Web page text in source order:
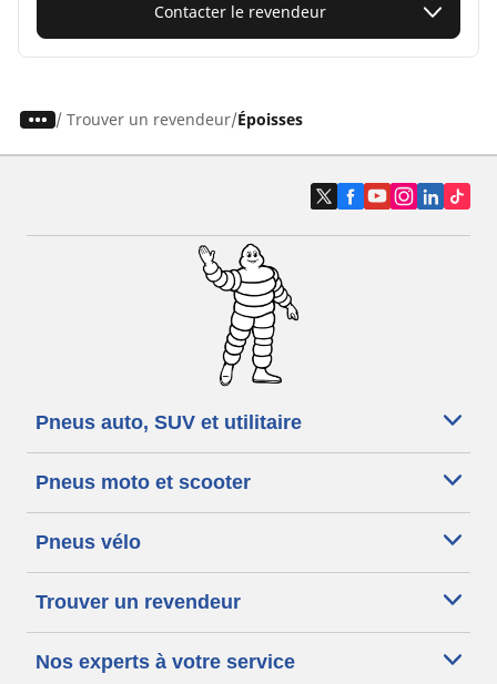
Contacter le revendeur
/ Trouver un revendeur Époisses
Pneus auto, SUV et utilitaire
Pneus moto et scooter
Pneus vélo
Trouver un revendeur
Nos experts à votre service